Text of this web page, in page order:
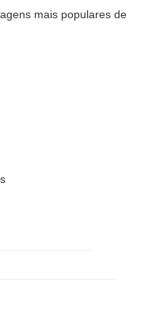
mais populares de